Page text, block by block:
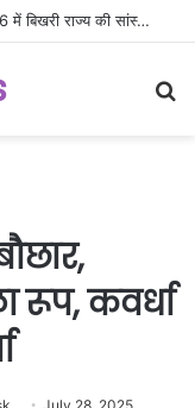
गांधीनगर में छत्तीसगढ़ पर्यटन का डंका: TTF 2026 में बिखरी राज्य की सांस्कृतिक और प्राकृतिक छटा
रूप, कवर्धा